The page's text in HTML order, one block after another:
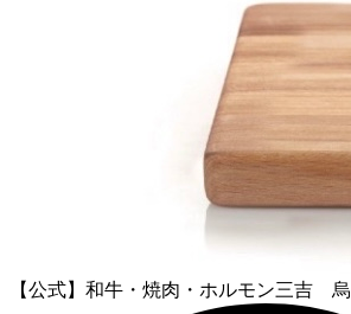
【公式】和牛・焼肉・ホルモン三吉